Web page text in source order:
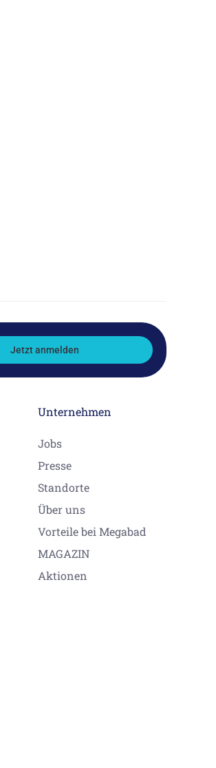
Jetzt anmelden
Unternehmen
Jobs
Presse
Standorte
Über uns
Vorteile bei Megabad
MAGAZIN
Aktionen